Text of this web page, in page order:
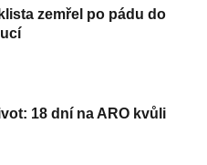
zemřel po pádu do
18 dní na ARO kvůli